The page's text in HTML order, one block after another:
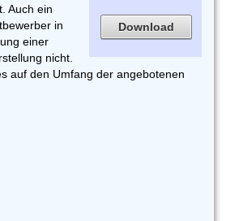
Download
Auch ein
in
einer
nicht.
auf den Umfang der angebotenen